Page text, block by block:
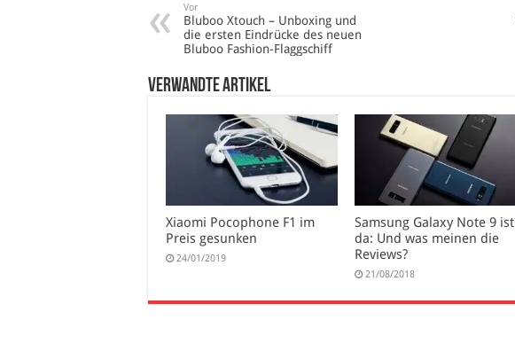
Vor
Bluboo Xtouch – Unboxing und
die ersten Eindrücke des neuen
Bluboo Fashion-Flaggschiff
verwandte Artikel
Xiaomi Pocophone F1 im
Preis gesunken
24/01/2019
Samsung Galaxy Note 9 ist
da: Und was meinen die
Reviews?
21/08/2018